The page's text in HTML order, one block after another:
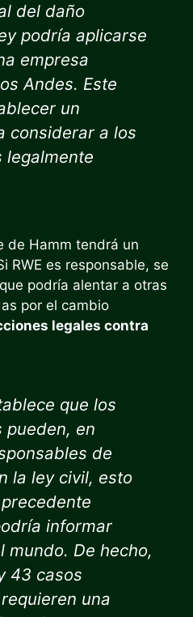
del daño
podría aplicarse
empresa
Andes. Este
un
considerar a los
legalmente
de Hamm tendrá un
RWE es responsable, se
podría alentar a otras
por el cambio
legales contra
que los
pueden, en
de
la ley civil, esto
informar
mundo. De hecho,
43 casos
una